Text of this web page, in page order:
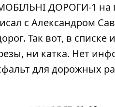
ДОРОГИ-1 на
с Александром
Так вот, в списке
ни катка. Нет
для дорожных